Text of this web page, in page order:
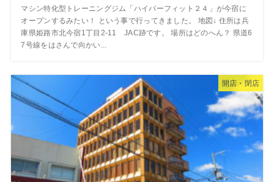
マシン特化型トレーニングジム「ハイパーフィット２４」が今宿に
オープンするみたい！ という事で行ってきました。 地図↓ 住所は兵
庫県姫路市北今宿1丁目2-11 JAC跡です。 場所はどのへん？ 県道6
7号線をはさんで向かい...
開店・閉店